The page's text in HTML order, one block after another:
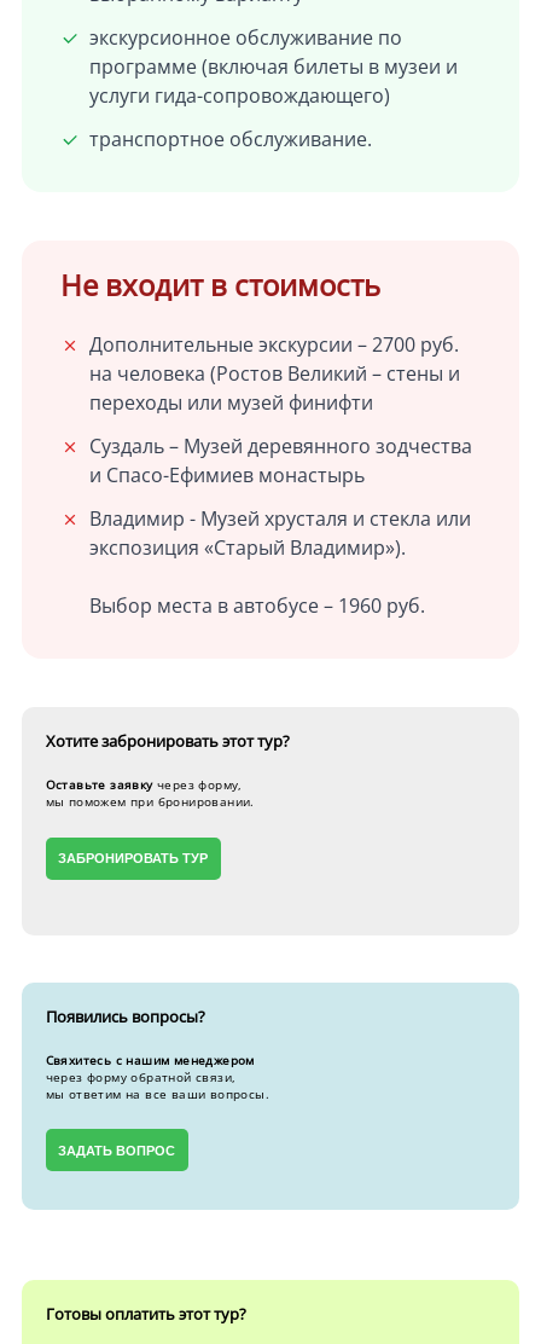
экскурсионное обслуживание по
программе (включая билеты в музеи и
услуги гида-сопровождающего)
транспортное обслуживание.
Не входит в стоимость
Дополнительные экскурсии – 2700 руб.
на человека (Ростов Великий – стены и
переходы или музей финифти
Суздаль – Музей деревянного зодчества
и Спасо-Ефимиев монастырь
Владимир - Музей хрусталя и стекла или
экспозиция «Старый Владимир»).
Выбор места в автобусе – 1960 руб.
Хотите забронироватьэтот тур?
Оставьте заявкучерез форму,
мы поможем при бронировании.
ЗАБРОНИРОВАТЬ ТУР
Появились вопросы?
Свяхитесь с нашим менеджером
через форму обратной связи,
мы ответим на все ваши вопросы.
ЗАДАТЬ ВОПРОС
Готовы оплатить этот тур?